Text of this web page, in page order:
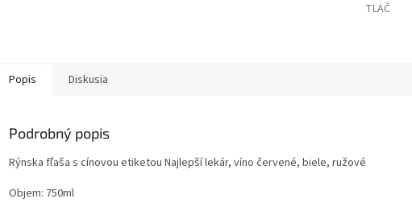
TLAČ
Popis Diskusia
Podrobný popis
Rýnska fľaša s cínovou etiketou Najlepší lekár, víno červené, biele, ružové
Objem: 750ml